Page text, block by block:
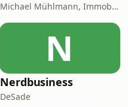
Michael Mühlmann, Immobiliengutachter (Dipl. Sachverständiger DIA)
N
Nerdbusiness
DeSade